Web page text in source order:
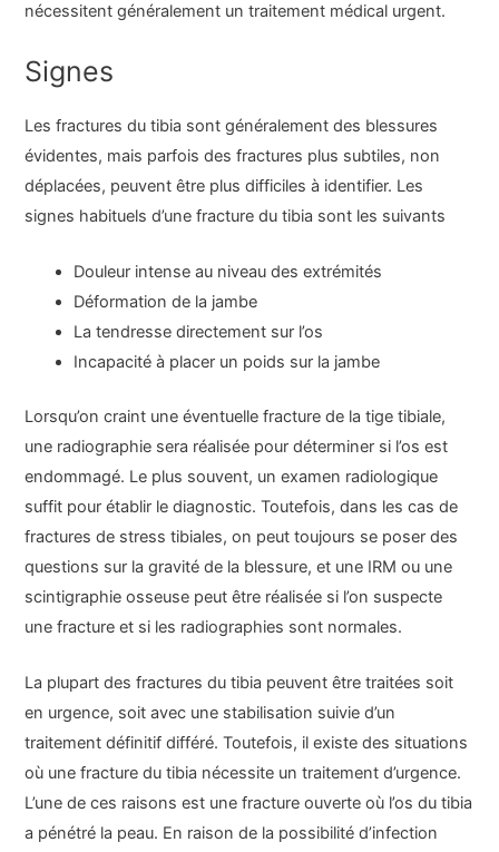
nécessitent généralement un traitement médical urgent.
Signes
Les fractures du tibia sont généralement des blessures
évidentes, mais parfois des fractures plus subtiles, non
déplacées, peuvent être plus difficiles à identifier. Les
signes habituels d’une fracture du tibia sont les suivants
Douleur intense au niveau des extrémités
Déformation de la jambe
La tendresse directement sur l’os
Incapacité à placer un poids sur la jambe
Lorsqu’on craint une éventuelle fracture de la tige tibiale,
une radiographie sera réalisée pour déterminer si l’os est
endommagé. Le plus souvent, un examen radiologique
suffit pour établir le diagnostic. Toutefois, dans les cas de
fractures de stress tibiales, on peut toujours se poser des
questions sur la gravité de la blessure, et une IRM ou une
scintigraphie osseuse peut être réalisée si l’on suspecte
une fracture et si les radiographies sont normales.
La plupart des fractures du tibia peuvent être traitées soit
en urgence, soit avec une stabilisation suivie d’un
traitement définitif différé. Toutefois, il existe des situations
où une fracture du tibia nécessite un traitement d’urgence.
L’une de ces raisons est une fracture ouverte où l’os du tibia
a pénétré la peau. En raison de la possibilité d’infection